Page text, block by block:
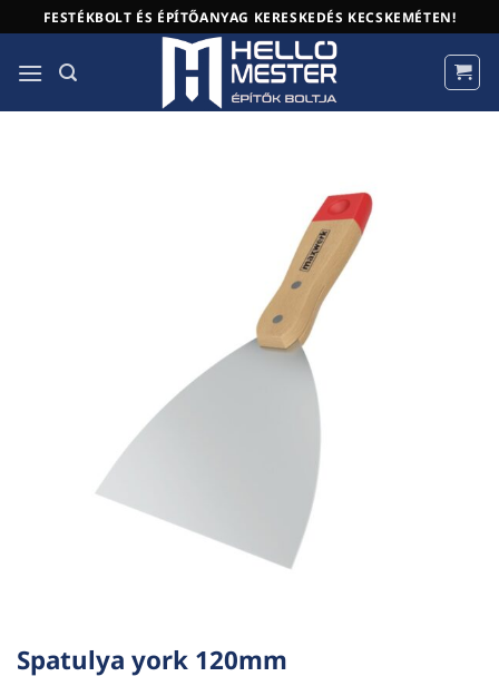
to
content
FESTÉKBOLT ÉS ÉPÍTŐANYAG KERESKEDÉS KECSKEMÉTEN!
Spatulya york 120mm